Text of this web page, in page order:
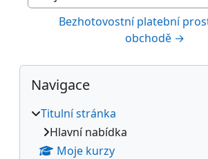
Bezhotovostní platební
obchodě →
Bloky
Přeskočit: Navigace
Navigace
Titulní stránka
Hlavní nabídka
Moje kurzy